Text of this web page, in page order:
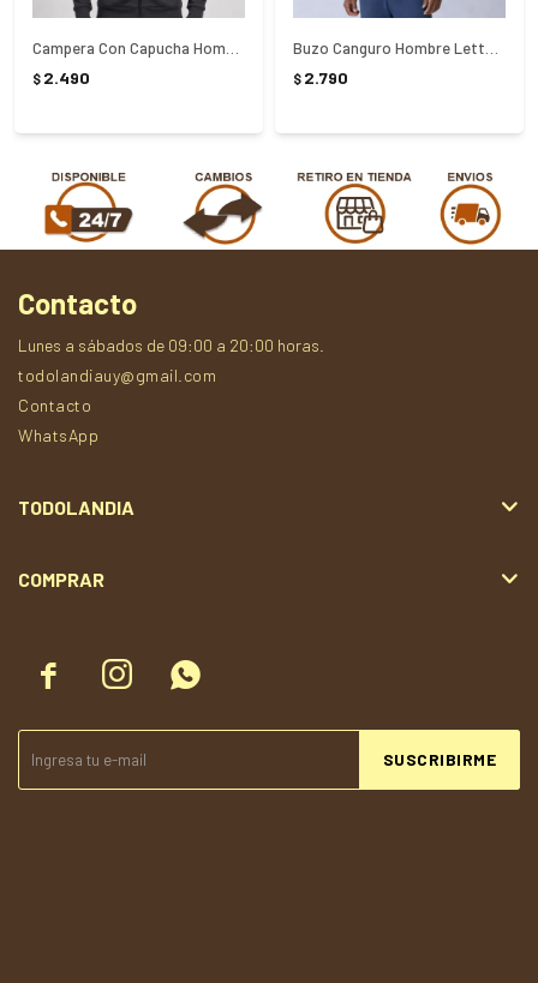
$ 2.490 $ 2.790
  
SUSCRIBIRME
Contacto
Lunes a sábados de 09:00 a 20:00 horas.
todolandiauy@gmail.com
Contacto
WhatsApp
TODOLANDIA
COMPRAR